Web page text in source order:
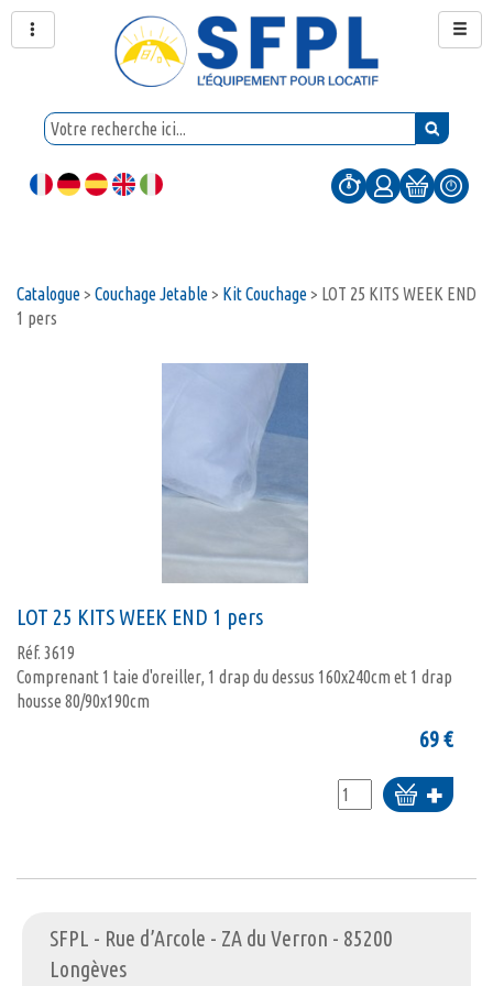
Catalogue> Couchage Jetable> Kit Couchage> LOT 25 KITS WEEK END
1 pers
LOT 25 KITS WEEK END 1 pers
Réf. 3619
Comprenant 1 taie d'oreiller, 1 drap du dessus 160x240cm et 1 drap
housse 80/90x190cm
69€
Ajouter
au
SFPL - Rue d’Arcole - ZA du Verron - 85200
Longèves